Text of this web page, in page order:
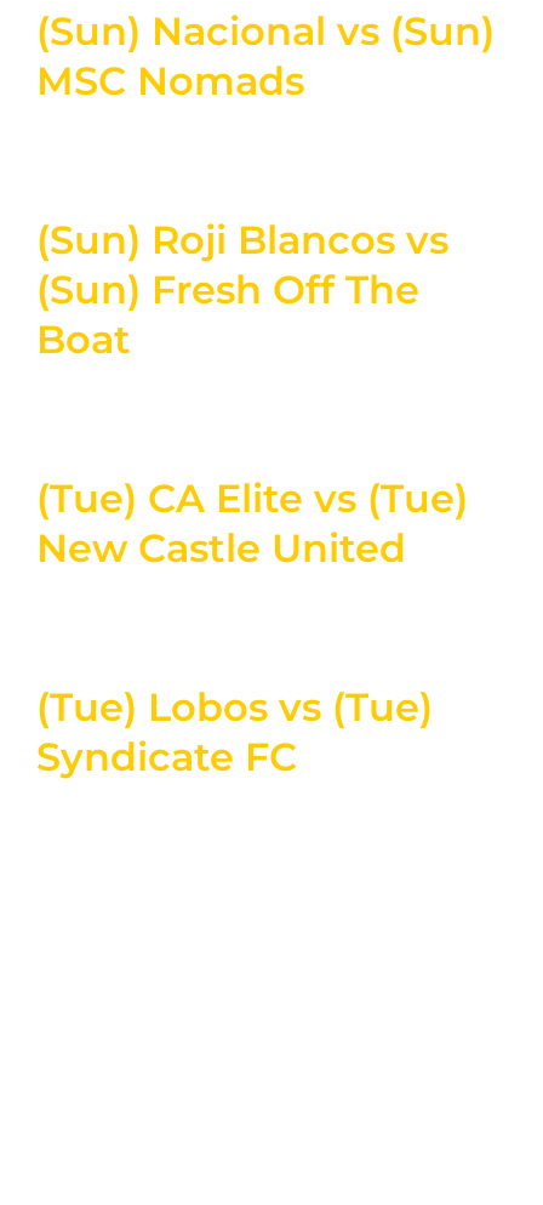
(Sun) Nacional vs (Sun)
MSC Nomads
(Sun) Roji Blancos vs
(Sun) Fresh Off The
Boat
(Tue) CA Elite vs (Tue)
New Castle United
(Tue) Lobos vs (Tue)
Syndicate FC